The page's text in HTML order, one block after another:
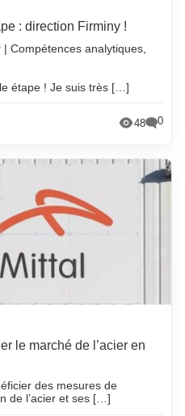
: direction Firminy !
Compétences analytiques,
étape ! Je suis très […]
48 0
le marché de l’acier en
des mesures de
de l’acier et ses […]